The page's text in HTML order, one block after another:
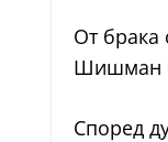
От брака
Шишман
Според